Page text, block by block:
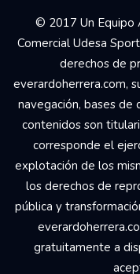
© 2017 Un Equipo
Comercial Udesa
derechos de
everardoherrera.com,
navegación, bases
contenidos son
corresponde el
explotación de los
los derechos de
pública y
gratuitamente a